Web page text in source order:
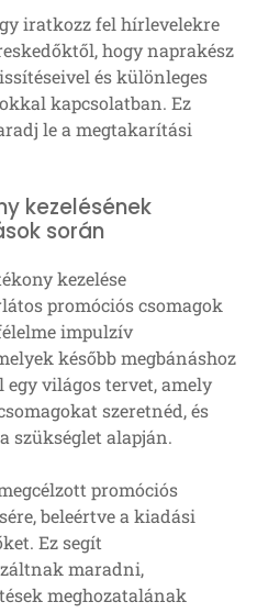
iratkozz fel hírlevelekre
hogy naprakész
és különleges
kapcsolatban. Ez
le a megtakarítási
kezelésének
során
kezelése
promóciós csomagok
impulzív
később megbánáshoz
világos tervet, amely
szeretnéd, és
szükséglet alapján.
promóciós
beleértve a kiadási
Ez segít
maradni,
meghozatalának